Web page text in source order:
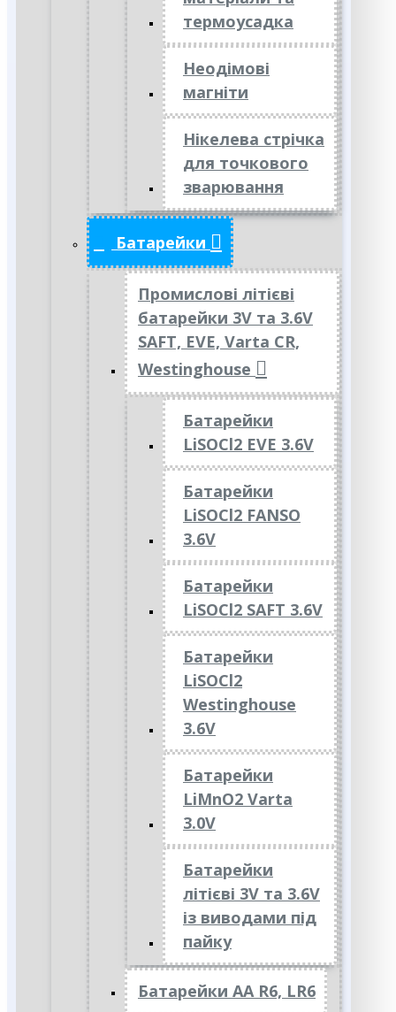
термоусадка
Неодімові
магніти
Нікелева стрічка
для точкового
зварювання
Батарейки
Промислові літієві
батарейки 3V та 3.6V
SAFT, EVE, Varta CR,
Westinghouse
Батарейки
LiSOCl2 EVE 3.6V
Батарейки
LiSOCl2 FANSO
3.6V
Батарейки
LiSOCl2 SAFT 3.6V
Батарейки
LiSOCl2
Westinghouse
3.6V
Батарейки
LiMnO2 Varta
3.0V
Батарейки
літієві 3V та 3.6V
із виводами під
пайку
Батарейки АА R6, LR6